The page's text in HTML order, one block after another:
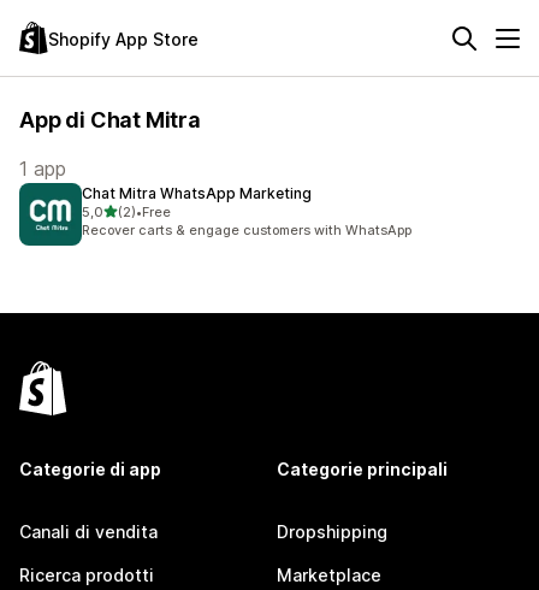
Shopify App Store
App di Chat Mitra
1 app
Chat Mitra WhatsApp Marketing
5,0stelle su 5
(2)
2 recensioni totali
•Free
Recover carts & engage customers with WhatsApp
Categorie di app
Canali di vendita
Ricerca prodotti
Categorie principali
Dropshipping
Marketplace